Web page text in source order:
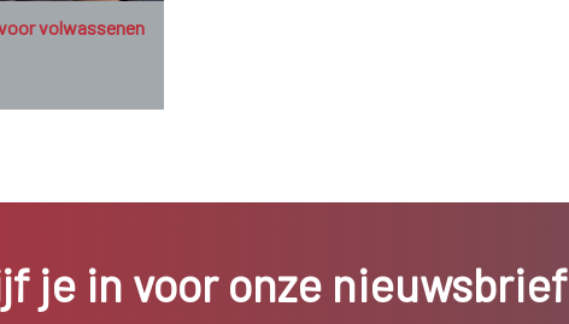
volwassenen
je in voor onze nieuwsbrief